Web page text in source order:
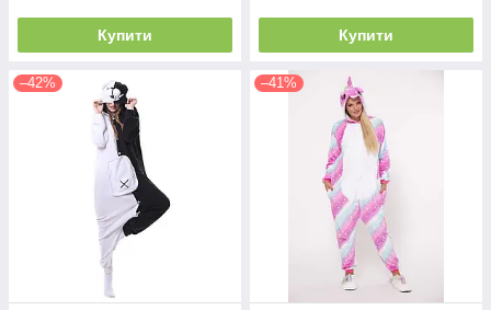
Купити Купити
–42% –41%